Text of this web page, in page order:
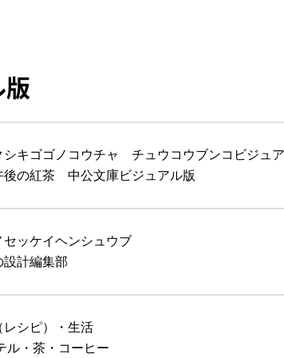
シキゴゴノコウチャ チュウコウブンコビジュ
後の紅茶 中公文庫ビジュアル版
セッケイヘンシュウブ
設計編集部
レシピ）・生活
ル・茶・コーヒー